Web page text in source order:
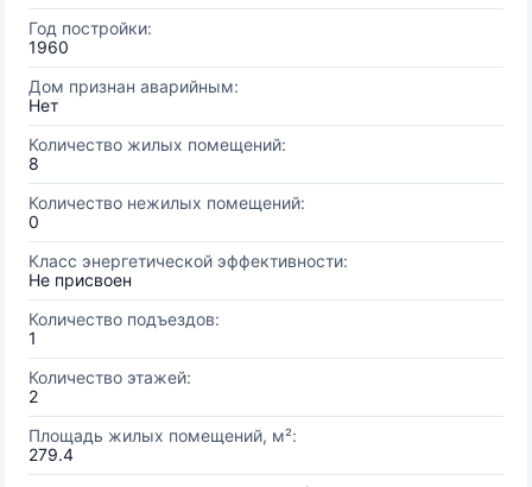
Год постройки:
1960
Дом признан аварийным:
Нет
Количество жилых помещений:
8
Количество нежилых помещений:
0
Класс энергетической эффективности:
Не присвоен
Количество подъездов:
1
Количество этажей:
2
Площадь жилых помещений, м²:
279.4